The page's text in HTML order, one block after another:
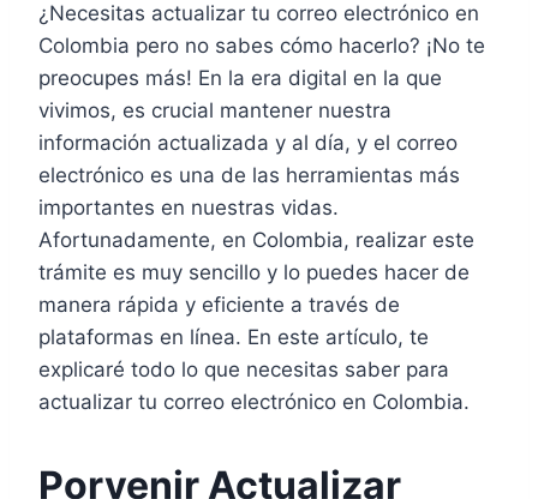
¿Necesitas actualizar tu correo electrónico en
Colombia pero no sabes cómo hacerlo? ¡No te
preocupes más! En la era digital en la que
vivimos, es crucial mantener nuestra
información actualizada y al día, y el correo
electrónico es una de las herramientas más
importantes en nuestras vidas.
Afortunadamente, en Colombia, realizar este
trámite es muy sencillo y lo puedes hacer de
manera rápida y eficiente a través de
plataformas en línea. En este artículo, te
explicaré todo lo que necesitas saber para
actualizar tu correo electrónico en Colombia.
Porvenir Actualizar